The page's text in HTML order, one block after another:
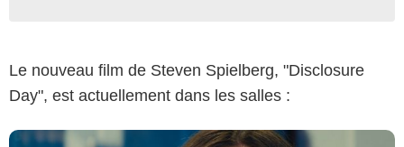
Le nouveau film de Steven Spielberg, "Disclosure
Day", est actuellement dans les salles :